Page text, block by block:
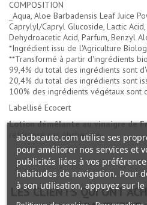
COMPOSITION
_Aqua, Aloe Barbadensis Leaf Juice
Caprylyl/Capryl Glucoside, Lactic
Dehydroacetic Acid, Parfum, Benzyl
*Ingrédient issu de l'Agriculture
**Transformé à partir d'ingrédients
99,4% du total des ingrédients sont
20,4% du total des ingrédients sont
100% des ingrédients végétaux sont
Labellisé Ecocert
Lotion démêlante au vinaigre de
référencé par Abcbeauté.
LES CLIENTS QUI ONT
abcbeaute.com utilise ses
pour améliorer nos services et
publicités liées à vos
habitudes de navigation. Pour
à son utilisation, appuyez sur le